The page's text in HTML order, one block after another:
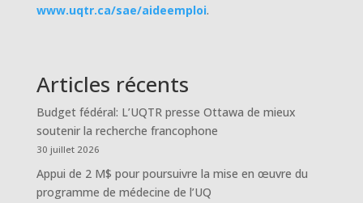
www.uqtr.ca/sae/aideemploi.
Articles récents
Budget fédéral: L’UQTR presse Ottawa de mieux
soutenir la recherche francophone
30 juillet 2026
Appui de 2 M$ pour poursuivre la mise en œuvre du
programme de médecine de l’UQ